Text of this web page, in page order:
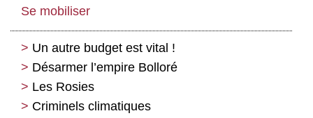
Se mobiliser
Un autre budget est vital !
Désarmer l’empire Bolloré
Les Rosies
Criminels climatiques